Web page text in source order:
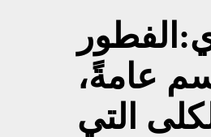
الفطور
عامةً،
التي